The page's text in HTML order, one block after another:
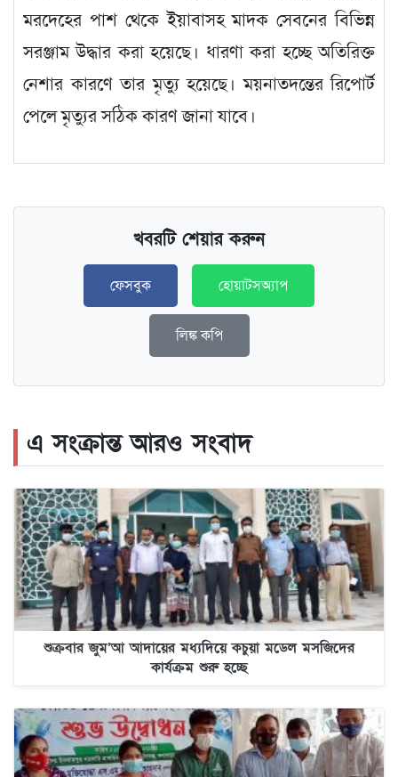
মরদেহের পাশ থেকে ইয়াবাসহ মাদক সেবনের বিভিন্ন
সরঞ্জাম উদ্ধার করা হয়েছে। ধারণা করা হচ্ছে অতিরিক্ত
নেশার কারণে তার মৃত্যু হয়েছে। ময়নাতদন্তের রিপোর্ট
পেলে মৃত্যুর সঠিক কারণ জানা যাবে।
খবরটি শেয়ার করুন
ফেসবুক হোয়াটসঅ্যাপ
লিঙ্ক কপি
এ সংক্রান্ত আরও সংবাদ
শুক্রবার জুম’আ আদায়ের মধ্যদিয়ে কচুয়া মডেল মসজিদের
কার্যক্রম শুরু হচ্ছে